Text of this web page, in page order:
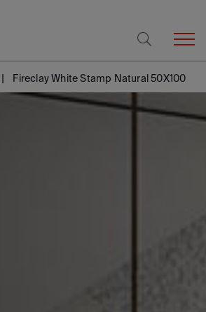
Fireclay White Stamp Natural 50X100